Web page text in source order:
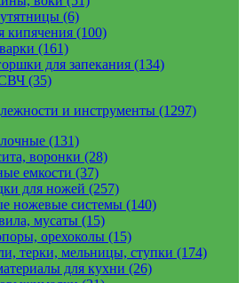
(6)
кипячения (100)
(161)
для запекания (134)
(35)
и инструменты (1297)
(131)
воронки (28)
емкости (37)
для ножей (257)
ножевые системы (140)
мусаты (15)
орехоколы (15)
терки, мельницы, ступки (174)
для кухни (26)